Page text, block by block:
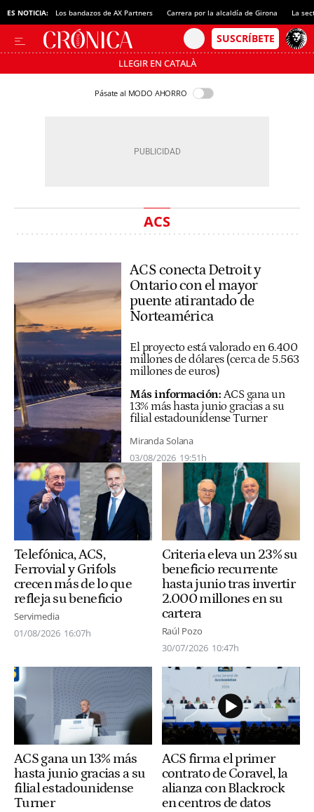
ES NOTICIA: Los bandazos de AX Partners Carrera por la alcaldía de Girona La
LLEGIR EN CATALÀ
Pásate al MODO AHORRO
ACS
ACS conecta Detroit y
Ontario con el mayor
puente atirantado de
Norteamérica
El proyecto está valorado en 6.400
millones de dólares (cerca de 5.563
millones de euros)
Más información: ACS gana un
13% más hasta junio gracias a su
filial estadounidense Turner
Miranda Solana
03/08/2026 19:51h
Telefónica, ACS,
Ferrovial y Grifols
crecen más de lo que
refleja su beneficio
Servimedia
01/08/2026 16:07h
Criteria eleva un 23% su
beneficio recurrente
hasta junio tras invertir
2.000 millones en su
cartera
Raúl Pozo
30/07/2026 10:47h
ACS gana un 13% más
hasta junio gracias a su
filial estadounidense
Turner
ACS firma el primer
contrato de Coravel, la
alianza con Blackrock
en centros de datos